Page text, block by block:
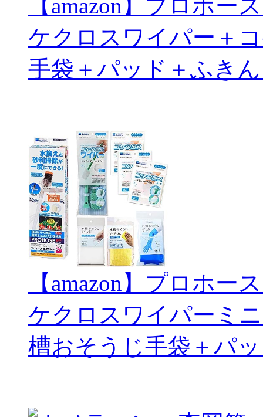
【amazon】プロホ
ケクロスワイパー＋
手袋＋パッド＋ふき
【amazon】プロホー
ケクロスワイパーミ
槽おそうじ手袋＋パ